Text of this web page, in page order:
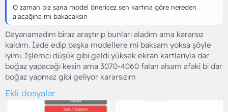
O zaman biz sana model önericez sen kartına göre nereden
alacağına mı bakacaksın
Dayanamadım biraz araştırıp bunları aladım ama kararsız
kaldım. İade edip başka modellere mi baksam yoksa şöyle
iyimi. İşlemci düşük gibi geldi yüksek ekran kartlarıyla dar
boğaz yapacağı kesin ama 3070-4060 falan alsam afaki bi dar
boğaz yapmaz gibi geliyor kararsızım
Ekli dosyalar